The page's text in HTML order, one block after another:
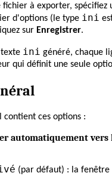
fichier à exporter, spécifiez
d'options (le type ini
sur Enregistrer.
ini généré, chaque
qui définit une seule
contient ces options :
automatiquement vers
(par défaut) : la fenêtre